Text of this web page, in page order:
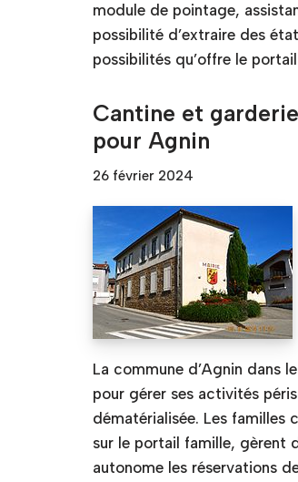
module de pointage,
possibilité d’extraire des
possibilités qu’offre le
Cantine et
pour Agnin
26 février 2024
La commune d’Agnin dans
pour gérer ses activités
dématérialisée. Les familles
sur le portail famille, gèrent
autonome les réservations